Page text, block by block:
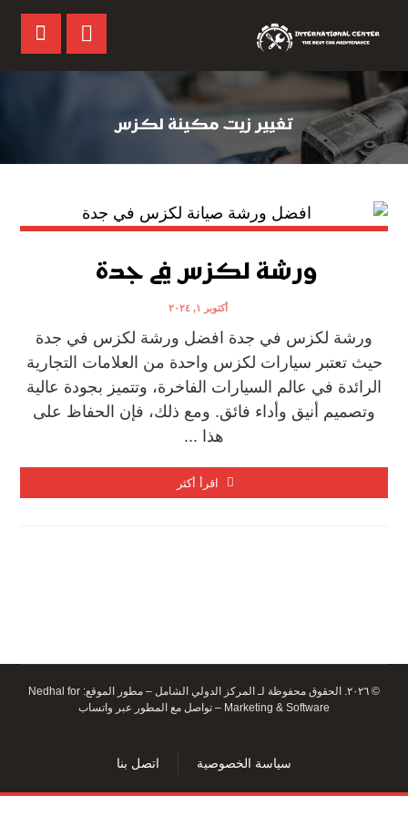
تغيير زيت مكينة لكزس
ورشة لكزس في جدة
أكتوبر ١, ٢٠٢٤
ورشة لكزس في جدة افضل ورشة لكزس في جدة
حيث تعتبر سيارات لكزس واحدة من العلامات التجارية
الرائدة في عالم السيارات الفاخرة، وتتميز بجودة عالية
وتصميم أنيق وأداء فائق. ومع ذلك، فإن الحفاظ على
هذا ...
اقرأ أكثر
© ٢٠٢٦. الحقوق محفوظة لـ المركز الدولي الشامل – مطور الموقع:
Nedhal for
Marketing & Software
– تواصل مع المطور عبر واتساب
اتصل بنا سياسة الخصوصية